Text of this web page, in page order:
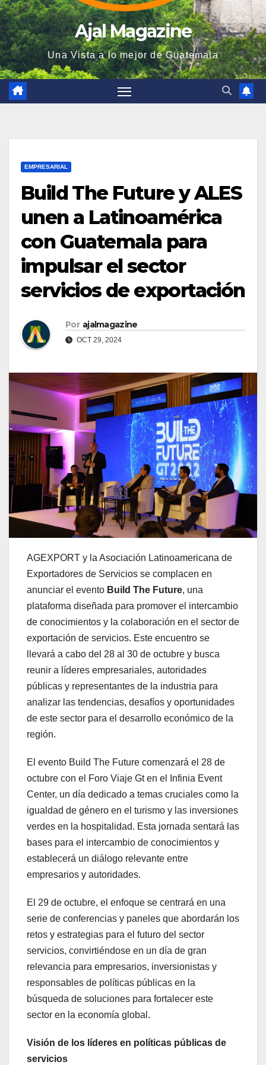
Ajal Magazine
Una Vista a lo mejor de Guatemala
EMPRESARIAL
Build The Future y ALES
unen a Latinoamérica
con Guatemala para
impulsar el sector
servicios de exportación
Por ajalmagazine
OCT 29, 2024
AGEXPORT y la Asociación Latinoamericana de
Exportadores de Servicios se complacen en
anunciar el evento Build The Future, una
plataforma diseñada para promover el intercambio
de conocimientos y la colaboración en el sector de
exportación de servicios. Este encuentro se
llevará a cabo del 28 al 30 de octubre y busca
reunir a líderes empresariales, autoridades
públicas y representantes de la industria para
analizar las tendencias, desafíos y oportunidades
de este sector para el desarrollo económico de la
región.
El evento Build The Future comenzará el 28 de
octubre con el Foro Viaje Gt en el Infinia Event
Center, un día dedicado a temas cruciales como la
igualdad de género en el turismo y las inversiones
verdes en la hospitalidad. Esta jornada sentará las
bases para el intercambio de conocimientos y
establecerá un diálogo relevante entre
empresarios y autoridades.
El 29 de octubre, el enfoque se centrará en una
serie de conferencias y paneles que abordarán los
retos y estrategias para el futuro del sector
servicios, convirtiéndose en un día de gran
relevancia para empresarios, inversionistas y
responsables de políticas públicas en la
búsqueda de soluciones para fortalecer este
sector en la economía global.
Visión de los líderes en políticas públicas de
servicios